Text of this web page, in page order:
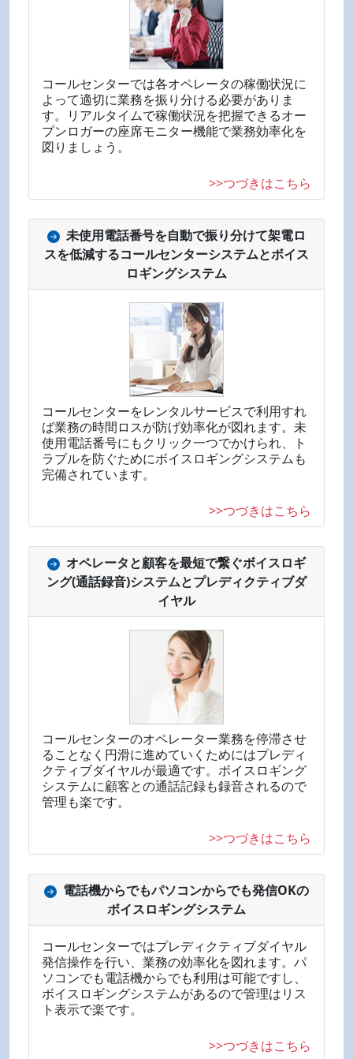
コールセンターでは各オペレータの稼働状況に
よって適切に業務を振り分ける必要がありま
す。リアルタイムで稼働状況を把握できるオー
プンロガーの座席モニター機能で業務効率化を
図りましょう。
>>つづきはこちら
未使用電話番号を自動で振り分けて架電ロ
スを低減するコールセンターシステムとボイス
ロギングシステム
コールセンターをレンタルサービスで利用すれ
ば業務の時間ロスが防げ効率化が図れます。未
使用電話番号にもクリック一つでかけられ、ト
ラブルを防ぐためにボイスロギングシステムも
完備されています。
>>つづきはこちら
オペレータと顧客を最短で繋ぐボイスロギ
ング(通話録音)システムとプレディクティブダ
イヤル
コールセンターのオペレーター業務を停滞させ
ることなく円滑に進めていくためにはプレディ
クティブダイヤルが最適です。ボイスロギング
システムに顧客との通話記録も録音されるので
管理も楽です。
>>つづきはこちら
電話機からでもパソコンからでも発信OKの
ボイスロギングシステム
コールセンターではプレディクティブダイヤル
発信操作を行い、業務の効率化を図れます。パ
ソコンでも電話機からでも利用は可能ですし、
ボイスロギングシステムがあるので管理はリス
ト表示で楽です。
>>つづきはこちら